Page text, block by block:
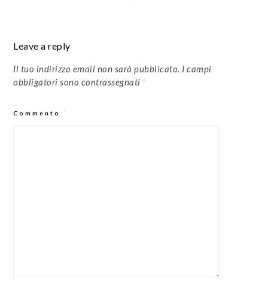
Leave a reply
Il tuo indirizzo email non sarà pubblicato. I campi
obbligatori sono contrassegnati *
Commento *